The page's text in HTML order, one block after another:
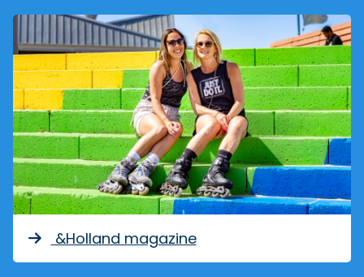
&Holland magazine